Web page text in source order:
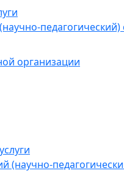
педагогический)
организации
(научно-